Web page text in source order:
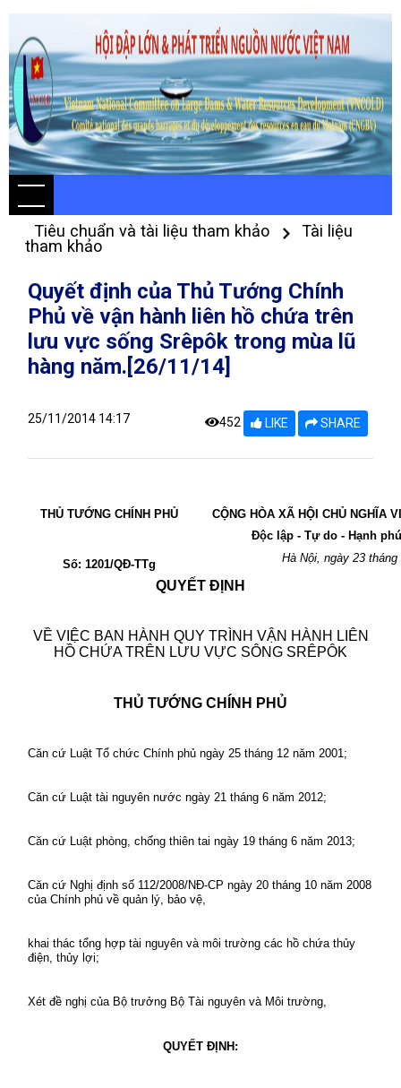
Tiêu chuẩn và tài liệu tham khảo
Tài liệu
tham khảo
Quyết định của Thủ Tướng Chính
Phủ về vận hành liên hồ chứa trên
lưu vực sống Srêpôk trong mùa lũ
hàng năm.[26/11/14]
25/11/2014 14:17 452 LIKE SHARE
THỦ TƯỚNG CHÍNH PHỦ
CỘNG HÒA XÃ HỘI CHỦ NGHĨA
Độc lập - Tự do - Hạnh
Số: 1201/QĐ-TTg Hà Nội, ngày 23 tháng
QUYẾT ĐỊNH
VỀ VIỆC BAN HÀNH QUY TRÌNH VẬN HÀNH LIÊN
HỒ CHỨA TRÊN LƯU VỰC SÔNG SRÊPÔK
THỦ TƯỚNG CHÍNH PHỦ
Căn cứ Luật Tổ chức Chính phủ ngày 25 tháng 12 năm 2001;
Căn cứ Luật tài nguyên nước ngày 21 tháng 6 năm 2012;
Căn cứ Luật phòng, chống thiên tai ngày 19 tháng 6 năm 2013;
Căn cứ Nghị định số 112/2008/NĐ-CP ngày 20 tháng 10 năm 2008
của Chính phủ về quản lý, bảo vệ,
khai thác tổng hợp tài nguyên và môi trường các hồ chứa thủy
điện, thủy lợi;
Xét đề nghị của Bộ trưởng Bộ Tài nguyên và Môi trường,
QUYẾT ĐỊNH: